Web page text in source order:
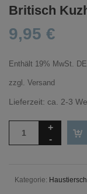
Britisch
9,95 €
Enthält 19% MwSt. DE
zzgl. Versand
Lieferzeit: ca. 2-3
Kategorie: